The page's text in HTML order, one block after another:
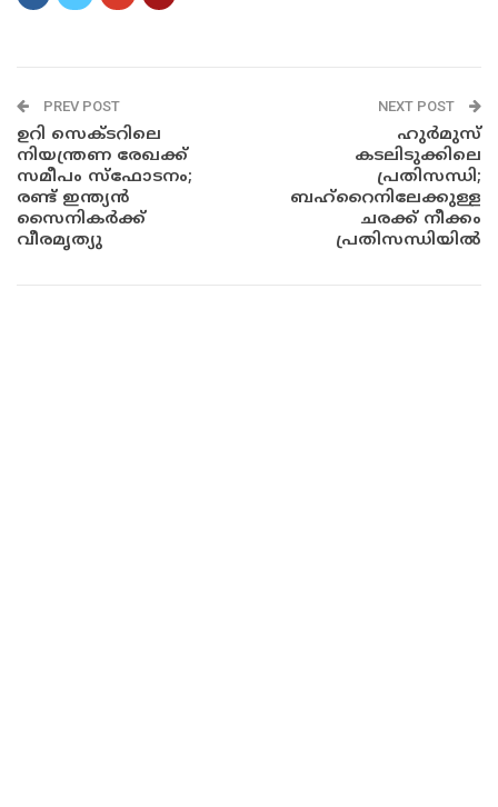
PREV POST
ഉറി സെക്ടറിലെ
നിയന്ത്രണ രേഖക്ക്
സമീപം സ്ഫോടനം;
രണ്ട് ഇന്ത്യൻ
സൈനികർക്ക്
വീരമൃത്യു
NEXT POST
ഹുർമുസ്
കടലിടുക്കിലെ
പ്രതിസന്ധി;
ബഹ്‌റൈനിലേക്കുള്ള
ചരക്ക് നീക്കം
പ്രതിസന്ധിയിൽ